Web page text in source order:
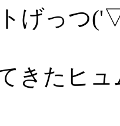
げっつ
きたヒ